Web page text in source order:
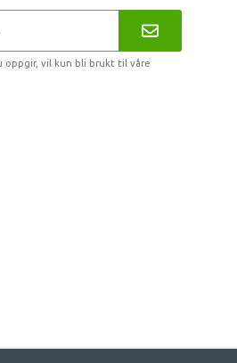
oppgir, vil kun bli brukt til våre